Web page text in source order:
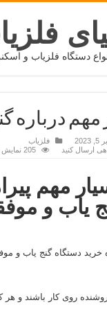
دستگاه فلزیاب و
درباره
فلزیاب
ارسال کنید
205 نمایش ها
مهم
یاب و
خرید دستگاه گنج یاب و
روی کار باشند و هر